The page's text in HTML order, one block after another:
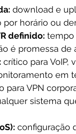
download e
por horário ou
definido: tempo
é promessa
crítico para VoIP,
em
para VPN
sistema
configuração